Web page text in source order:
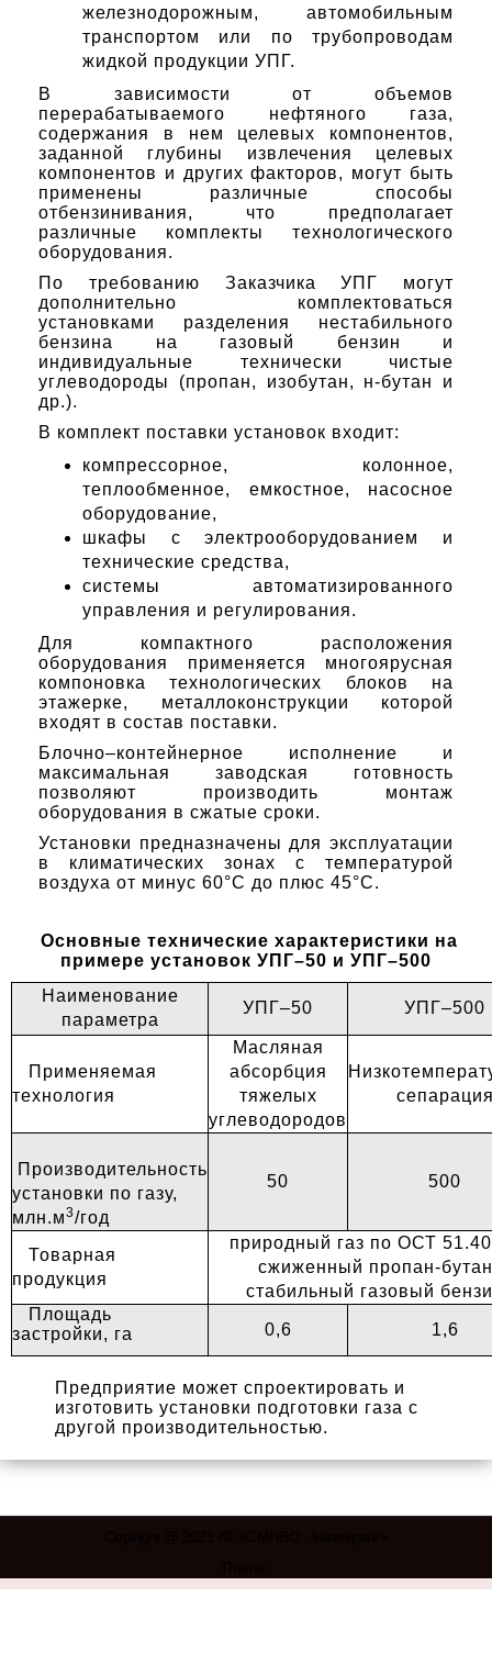
железнодорожным, автомобильным
транспортом или по трубопроводам
жидкой продукции УПГ.
В зависимости от объемов
перерабатываемого нефтяного газа,
содержания в нем целевых компонентов,
заданной глубины извлечения целевых
компонентов и других факторов, могут быть
применены различные способы
отбензинивания, что предполагает
различные комплекты технологического
оборудования.
По требованию Заказчика УПГ могут
дополнительно комплектоваться
установками разделения нестабильного
бензина на газовый бензин и
индивидуальные технически чистые
углеводороды (пропан, изобутан, н-бутан и
др.).
В комплект поставки установок входит:
компрессорное, колонное,
теплообменное, емкостное, насосное
оборудование,
шкафы с электрооборудованием и
технические средства,
системы автоматизированного
управления и регулирования.
Для компактного расположения
оборудования применяется многоярусная
компоновка технологических блоков на
этажерке, металлоконструкции которой
входят в состав поставки.
Блочно–контейнерное исполнение и
максимальная заводская готовность
позволяют производить монтаж
оборудования в сжатые сроки.
Установки предназначены для эксплуатации
в климатических зонах с температурой
воздуха от минус 60°С до плюс 45°С.
Основные технические характеристики на
примере установок УПГ–50 и УПГ–500
Наименование
параметра
УПГ–50 УПГ–500
Применяемая
технология
Масляная
абсорбция
тяжелых
углеводородов
Производительность
установки по газу,
млн.м3/год
50 500
Товарная
продукция
природный газ по ОСТ
сжиженный пропан-бутан
стабильный газовый
Площадь
застройки, га
0,6 1,6
Предприятие может спроектировать и
изготовить установки подготовки газа с
другой производительностью.